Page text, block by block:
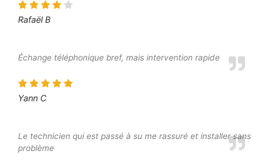
Rafaël B
Échange téléphonique bref, mais intervention rapide
Yann C
Le technicien qui est passé à su me rassuré et installer sans
problème